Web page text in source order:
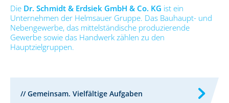
Die Dr. Schmidt & Erdsiek GmbH & Co. KG ist ein
Unternehmen der Helmsauer Gruppe. Das Bauhaupt- und
Nebengewerbe, das mittelständische produzierende
Gewerbe sowie das Handwerk zählen zu den
Hauptzielgruppen.
// Gemeinsam. Vielfältige Aufgaben